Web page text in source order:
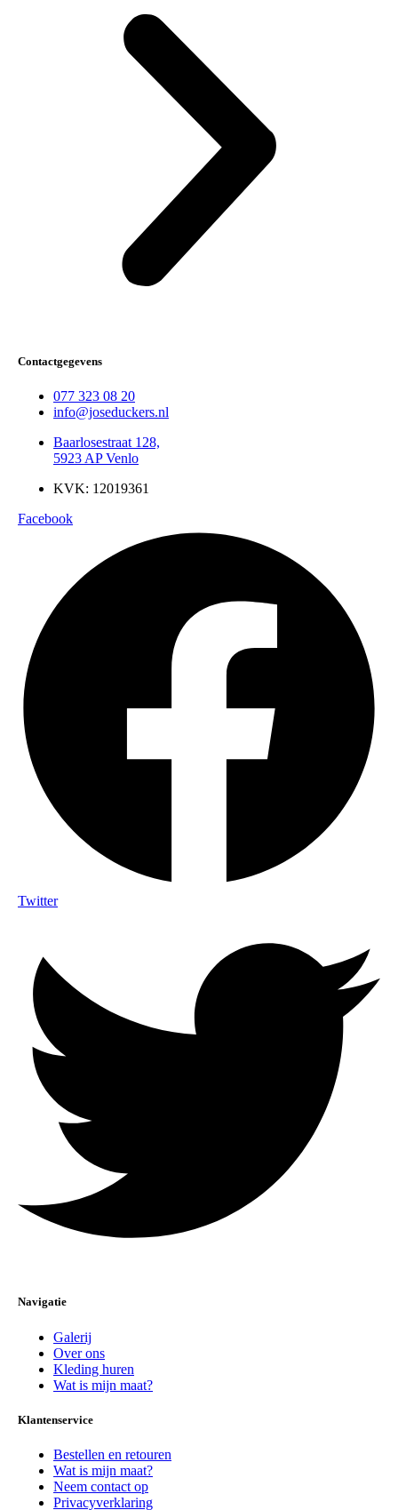
Contactgegevens
077 323 08 20
info@joseduckers.nl
Baarlosestraat 128,
5923 AP Venlo
KVK: 12019361
Facebook
Twitter
Navigatie
Galerij
Over ons
Kleding huren
Wat is mijn maat?
Klantenservice
Bestellen en retouren
Wat is mijn maat?
Neem contact op
Privacyverklaring